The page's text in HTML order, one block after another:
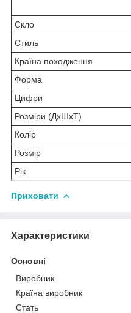
Скло
Стиль
Країна походження
Форма
Цифри
Розміри (ДхШхТ)
Колір
Розмір
Рік
Приховати
Характеристики
Основні
Виробник
Країна виробник
Стать